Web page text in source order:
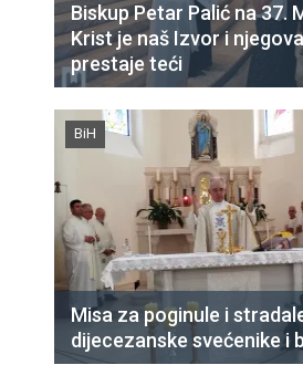
Biskup Petar Palić na 37.
Krist je naš Izvor i
prestaje teći
BiH
Misa za poginule i
dijecezanske svećenike i